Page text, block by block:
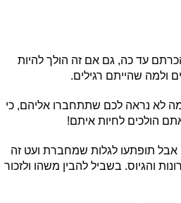
עד כה, גם אם זה הולך להיות
שהייתם רגילים.
לא נראה לכם שתתחברו אליהם, כי
הולכים לחיות איתם!
אבל תופתעו לגלות שמחברת ועט זה
והגיוס. בשביל להבין משהו ולזכור